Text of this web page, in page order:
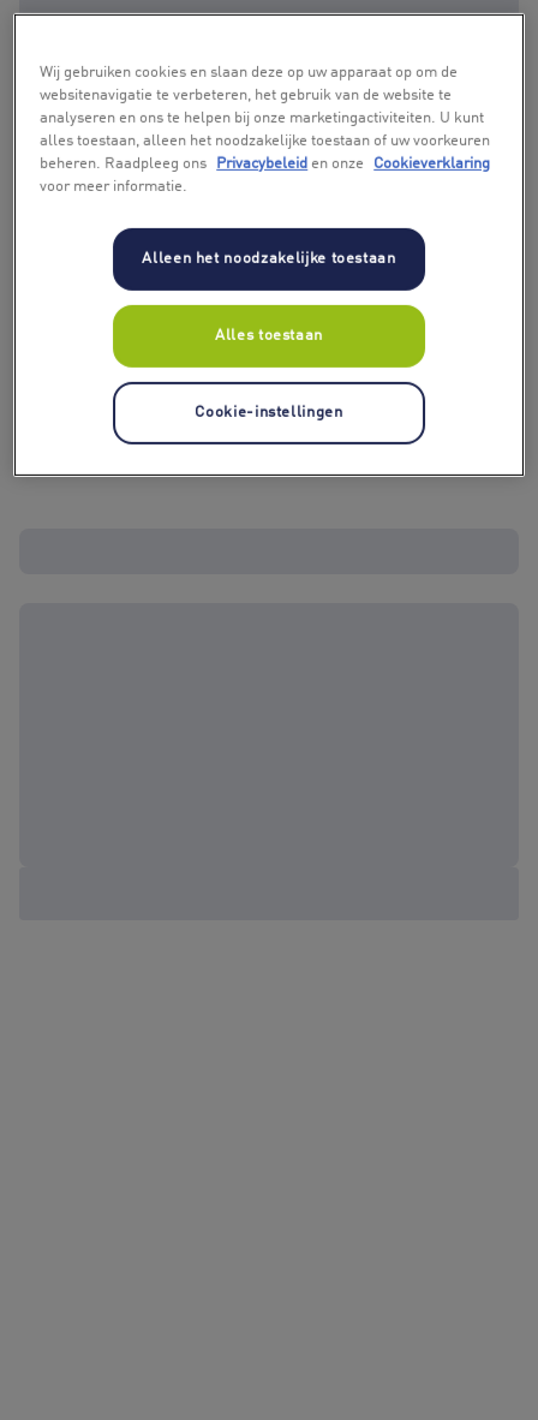
Wij gebruiken cookies en slaan deze op uw apparaat op om de
websitenavigatie te verbeteren, het gebruik van de website te
analyseren en ons te helpen bij onze marketingactiviteiten. U kunt
alles toestaan, alleen het noodzakelijke toestaan of uw voorkeuren
beheren. Raadpleeg ons
Privacybeleid en onze
Cookieverklaring
voor meer informatie.
Alleen het noodzakelijke toestaan
Alles toestaan
Cookie-instellingen